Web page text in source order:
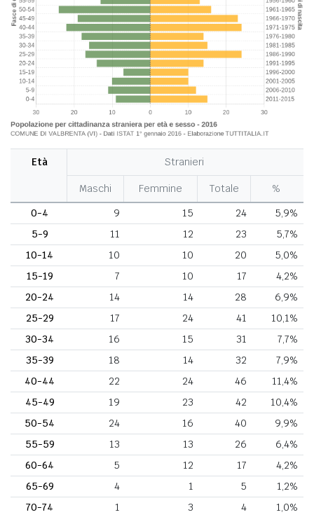
Età Stranieri
Maschi Femmine Totale
%
0-4
9 15 24
5,9%
5-9
11 12 23
5,7%
10-14
10 10 20
5,0%
15-19
7 10 17
4,2%
20-24
14 14 28
6,9%
25-29
17 24 41
10,1%
30-34
16 15 31
7,7%
35-39
18 14 32
7,9%
40-44
22 24 46
11,4%
45-49
19 23 42
10,4%
50-54
24 16 40
9,9%
55-59
13 13 26
6,4%
60-64
5 12 17
4,2%
65-69
4 1 5
1,2%
70-74
1 3 4
1,0%